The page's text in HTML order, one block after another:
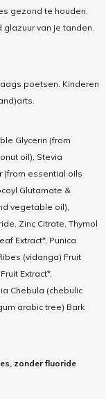
gezond te houden.
van je tanden.
poetsen. Kinderen
Glycerin (from
oil), Stevia
(from essential oils
Glutamate &
vegetable oil),
Zinc Citrate, Thymol
Extract*, Punica
(vidanga) Fruit
Extract*,
Chebula (chebulic
arabic tree) Bark
zonder fluoride